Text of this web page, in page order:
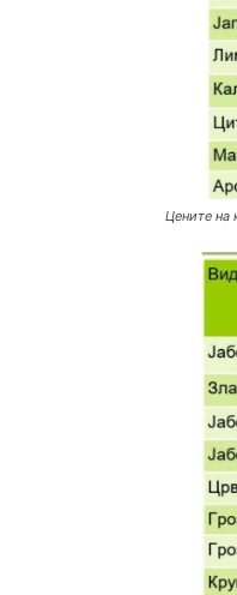
Цените на